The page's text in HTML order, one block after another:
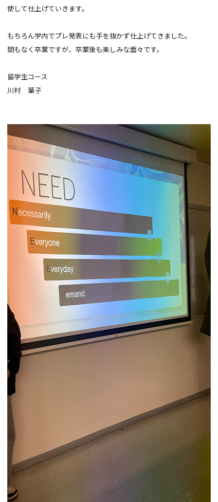
使して仕上げていきます。
もちろん学内でプレ発表にも手を抜かず仕上げてきました。
間もなく卒業ですが、卒業後も楽しみな面々です。
留学生コース
川村 葉子